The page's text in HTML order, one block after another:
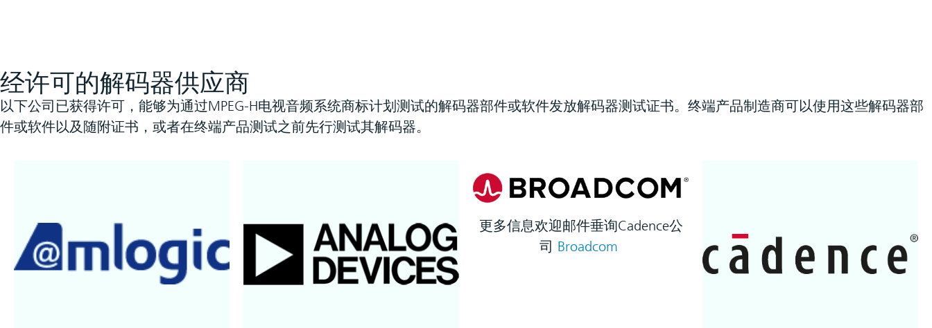
经许可的解码器供应商
以下公司已获得许可，能够为通过MPEG-H电视音频系统商标计划测试的解码器部件或软件发放解码器测试证书。终端产品制造商可以使用这些解码器部
件或软件以及随附证书，或者在终端产品测试之前先行测试其解码器。
更多信息欢迎邮件垂询Cadence公
司 Broadcom